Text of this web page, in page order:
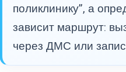
поликлинику”, а
зависит маршрут:
через ДМС или